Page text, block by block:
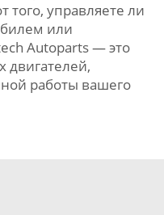
управляете ли
или
Autoparts — это
двигателей,
работы вашего